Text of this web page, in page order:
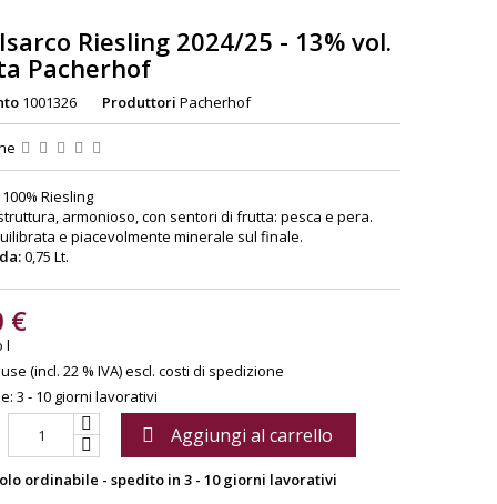
Riesling 2024/25 - 13% vol.
Pacherhof
1001326 Produttori Pacherhof
100% Riesling
armonioso, con sentori di frutta: pesca e pera.
e piacevolmente minerale sul finale.
0,75 Lt.
€
l
(incl. 22 % IVA)escl. costi di spedizione
3 - 10 giorni lavorativi
 Aggiungi al carrello
ordinabile - spedito in 3 - 10 giorni lavorativi